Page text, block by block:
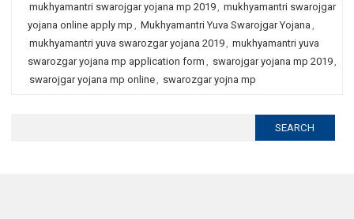
mukhyamantri swarojgar yojana mp 2019, mukhyamantri swarojgar
yojana online apply mp , Mukhyamantri Yuva Swarojgar Yojana ,
mukhyamantri yuva swarozgar yojana 2019, mukhyamantri yuva
swarozgar yojana mp application form , swarojgar yojana mp 2019,
swarojgar yojana mp online, swarozgar yojna mp